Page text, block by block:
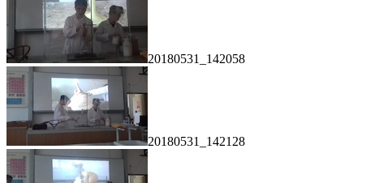
20180531_142058
20180531_142128